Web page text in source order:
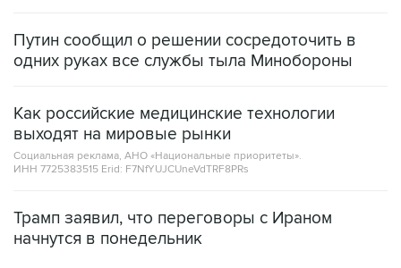
Путин сообщил о решении сосредоточить в
одних руках все службы тыла Минобороны
Как российские медицинские технологии
выходят на мировые рынки
Социальная реклама, АНО «Национальные приоритеты».
ИНН 7725383515 Erid: F7NfYUJCUneVdTRF8PRs
Трамп заявил, что переговоры с Ираном
начнутся в понедельник